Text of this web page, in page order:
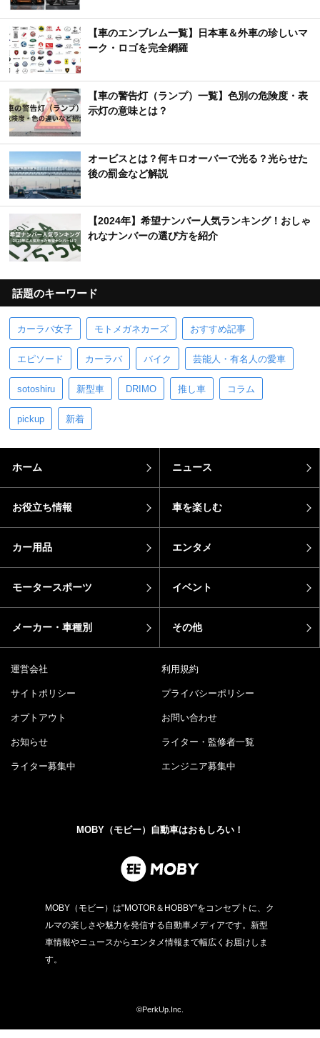
【車のエンブレム一覧】日本車＆外車の珍しいマ
ーク・ロゴを完全網羅
【車の警告灯（ランプ）一覧】色別の危険度・表
示灯の意味とは？
オービスとは？何キロオーバーで光る？光らせた
後の罰金など解説
【2024年】希望ナンバー人気ランキング！おしゃ
れなナンバーの選び方を紹介
話題のキーワード
カーラバ女子 モトメガネカーズ おすすめ記事
エピソード カーラバ バイク 芸能人・有名人の愛車
sotoshiru 新型車 DRIMO 推し車 コラム
pickup 新着
ホーム ニュース
お役立ち情報 車を楽しむ
カー用品 エンタメ
モータースポーツ イベント
メーカー・車種別 その他
運営会社 利用規約
サイトポリシー プライバシーポリシー
オプトアウト お問い合わせ
お知らせ ライター・監修者一覧
ライター募集中 エンジニア募集中
MOBY（モビー）自動車はおもしろい！
MOBY（モビー）は"MOTOR＆HOBBY"をコンセプトに、ク
ルマの楽しさや魅力を発信する自動車メディアです。新型
車情報やニュースからエンタメ情報まで幅広くお届けしま
す。
©PerkUp.Inc.